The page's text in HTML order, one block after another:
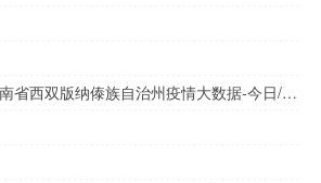
2023年09月19日云南省西双版纳傣族自治州疫情大数据-今日/今天疫情全网搜索最新实时消息动态情况通知播报